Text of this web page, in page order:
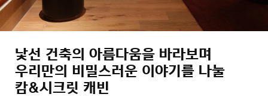
낯선 건축의 아름다움을 바라보며
우리만의 비밀스러운 이야기를 나눌
캄&시크릿 캐빈